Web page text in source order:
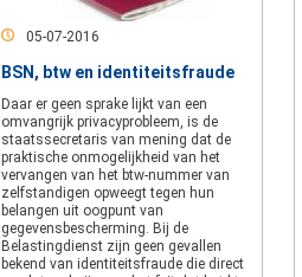
05-07-2016
BSN, btw en identiteitsfraude
Daar er geen sprake lijkt van een
omvangrijk privacyprobleem, is de
staatssecretaris van mening dat de
praktische onmogelijkheid van het
vervangen van het btw-nummer van
zelfstandigen opweegt tegen hun
belangen uit oogpunt van
gegevensbescherming. Bij de
Belastingdienst zijn geen gevallen
bekend van identiteitsfraude die direct